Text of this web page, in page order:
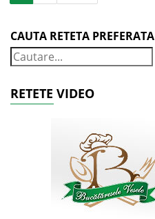
CAUTA RETETA PREFERATA
RETETE VIDEO